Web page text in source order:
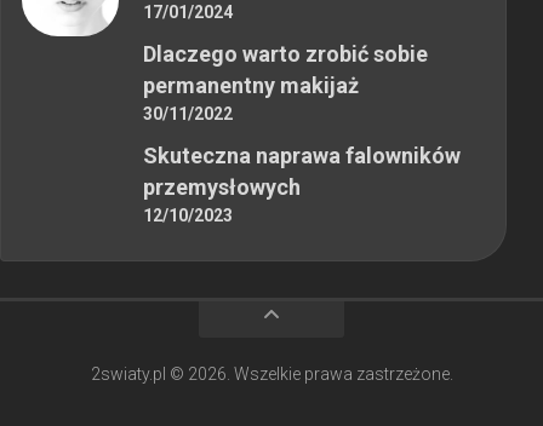
17/01/2024
Dlaczego warto zrobić sobie
permanentny makijaż
30/11/2022
Skuteczna naprawa falowników
przemysłowych
12/10/2023
2swiaty.pl © 2026. Wszelkie prawa zastrzeżone.